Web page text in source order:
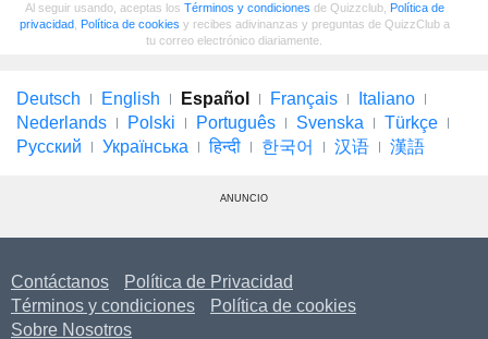
Al seguir usando, aceptas los Términos y condiciones de Quizzclub, Política de
privacidad, Política de cookies y recibes adivinanzas y preguntas de QuizzClub a
tu correo electrónico diariamente.
Deutsch English Español Français
Italiano
Nederlands
Polski Português Svenska
Türkçe
Русский
Українська हिन्दी 한국어 汉语 漢語
ANUNCIO
Contáctanos
Política de Privacidad
Términos y condiciones
Política de cookies
Sobre Nosotros